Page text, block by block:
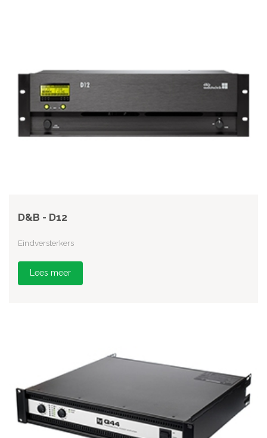
D&B - D12
Eindversterkers
Lees meer